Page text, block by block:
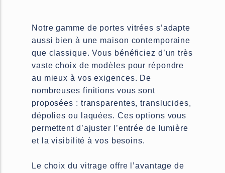
Notre gamme de portes vitrées s’adapte
aussi bien à une maison contemporaine
que classique. Vous bénéficiez d’un très
vaste choix de modèles pour répondre
au mieux à vos exigences. De
nombreuses finitions vous sont
proposées : transparentes, translucides,
dépolies ou laquées. Ces options vous
permettent d’ajuster l’entrée de lumière
et la visibilité à vos besoins.
Le choix du vitrage offre l’avantage de